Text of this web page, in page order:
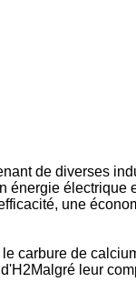
de diverses
énergie électrique
une
carbure de
leur